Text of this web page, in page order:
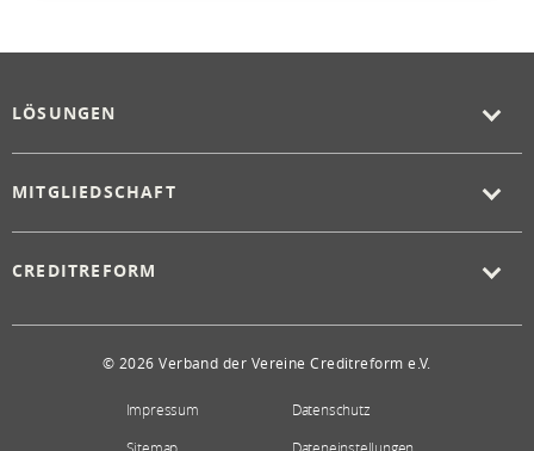
LÖSUNGEN
MITGLIEDSCHAFT
CREDITREFORM
© 2026 Verband der Vereine Creditreform e.V.
Impressum
Datenschutz